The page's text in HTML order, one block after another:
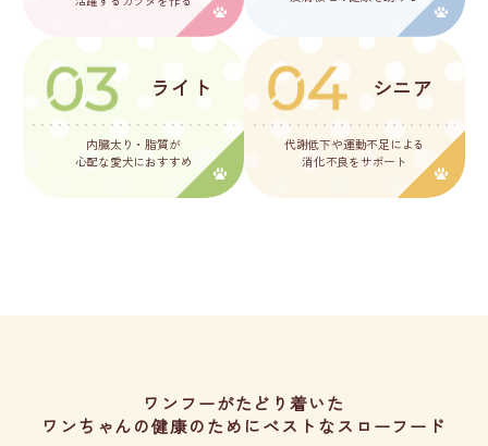
ライト
内臓太り・脂質が
心配な愛犬におすすめ
シニア
代謝低下や運動不足による
消化不良をサポート
ワンフーがたどり着いた
ワンちゃんの健康のためにベストなスローフード